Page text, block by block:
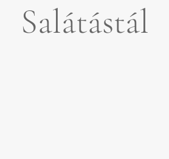
Salátástál